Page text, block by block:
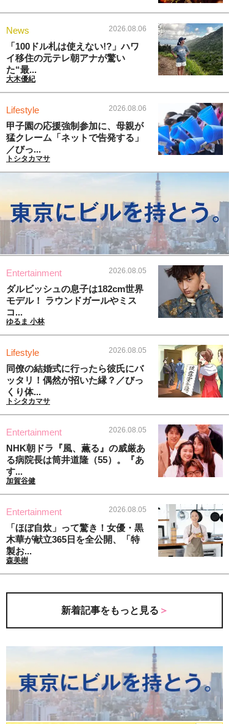
News 2026.08.06
「100ドル札は使えない!?」ハワ
イ移住の元テレ朝アナが驚い
た“最...
大木優紀
Lifestyle 2026.08.06
甲子園の応援強制参加に、母親が
猛クレーム「ネットで告発する」
／びっ...
トシタカマサ
Entertainment 2026.08.05
ダルビッシュの息子は182cm世界
モデル！ ラウンドガールやミス
コ...
ゆるま 小林
Lifestyle 2026.08.05
同僚の結婚式に行ったら彼氏にバ
ッタリ！偶然が招いた縁？／びっ
くり体...
トシタカマサ
Entertainment 2026.08.05
NHK朝ドラ『風、薫る』の威厳あ
る病院長は筒井道隆（55）。『あ
す...
加賀谷健
Entertainment 2026.08.05
「ほぼ自炊」って驚き！女優・黒
木華が献立365日を全公開、「特
製お...
森美樹
新着記事をもっと見る